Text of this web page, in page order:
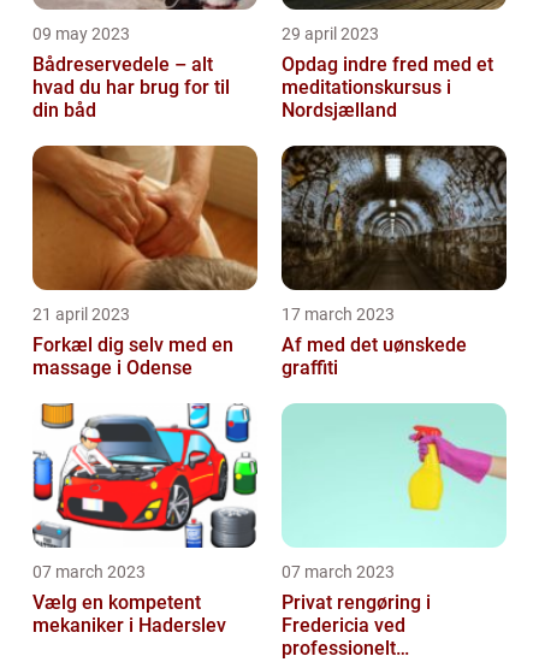
09 may 2023
Bådreservedele – alt
hvad du har brug for til
din båd
29 april 2023
Opdag indre fred med et
meditationskursus i
Nordsjælland
21 april 2023
Forkæl dig selv med en
massage i Odense
17 march 2023
Af med det uønskede
graffiti
07 march 2023
Vælg en kompetent
mekaniker i Haderslev
07 march 2023
Privat rengøring i
Fredericia ved
professionelt